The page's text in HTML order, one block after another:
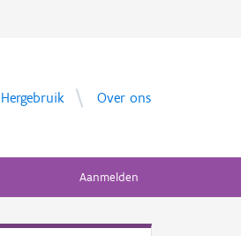
Hergebruik Over ons
Aanmelden